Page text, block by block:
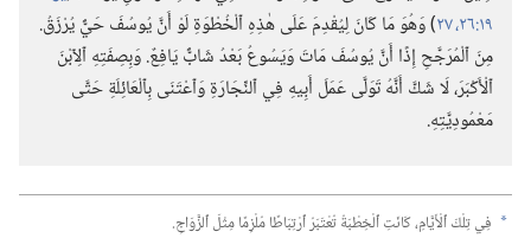
١٩:‏​٢٦،‏ ٢٧
‏)‏ وَهُوَ مَا كَانَ لِيُقْدِمَ عَلَى هٰذِهِ ٱلْخُطْوَةِ لَوْ أَنَّ يُوسُفَ حَيٌّ يُرْزَقُ.‏
مِنَ ٱلْمُرَجَّحِ إِذًا أَنَّ يُوسُفَ مَاتَ وَيَسُوعُ بَعْدُ شَابٌّ يَافِعٌ.‏ وَبِصِفَتِهِ ٱلِٱبْنَ
ٱلْأَكْبَرَ،‏ لَا شَكَّ أَنَّهُ تَوَلَّى عَمَلَ أَبِيهِ فِي ٱلنِّجَارَةِ وَٱعْتَنَى بِٱلْعَائِلَةِ حَتَّى
مَعْمُودِيَّتِهِ.‏
a فِي تِلْكَ ٱلْأَيَّامِ،‏ كَانَتِ ٱلْخِطْبَةُ تُعْتَبَرُ ٱرْتِبَاطًا مُلْزِمًا مِثْلَ ٱلزَّوَاجِ.‏